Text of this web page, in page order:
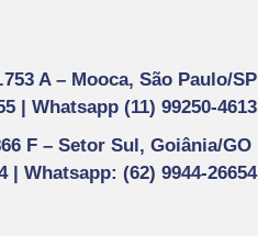
A – Mooca, São Paulo/SP
| Whatsapp (11) 99250-4613
F – Setor Sul, Goiânia/GO
| Whatsapp: (62) 9944-26654